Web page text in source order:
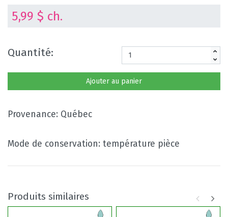
5,99 $ ch.
Quantité:
Ajouter au panier
Provenance: Québec
Mode de conservation: température pièce
Produits similaires